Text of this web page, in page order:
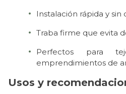
Instalación rápida y sin
Traba firme que evita
Perfectos para
emprendimientos de
Usos y